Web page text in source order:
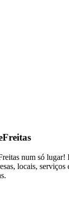
num só lugar!
locais,